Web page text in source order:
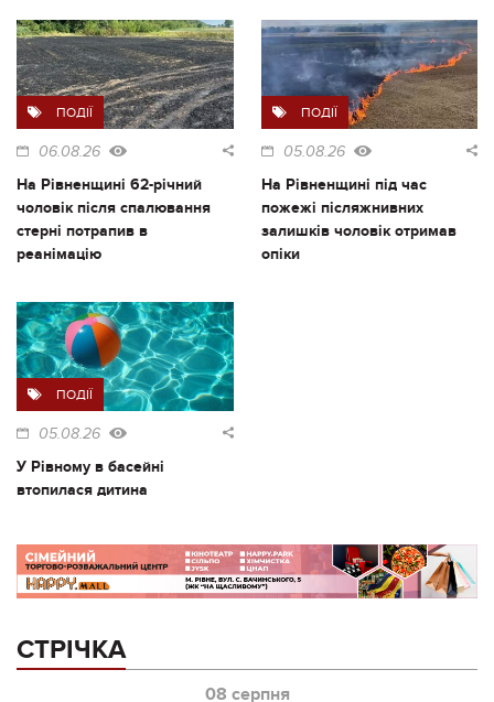
ПОДІЇ
06.08.26
На Рівненщині 62-річний
чоловік після спалювання
стерні потрапив в
реанімацію
ПОДІЇ
05.08.26
На Рівненщині під час
пожежі післяжнивних
залишків чоловік отримав
опіки
ПОДІЇ
05.08.26
У Рівному в басейні
втопилася дитина
СТРІЧКА
08 серпня